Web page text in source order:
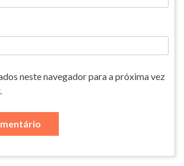
neste navegador para a próxima vez